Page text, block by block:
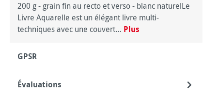
200 g - grain fin au recto et verso - blanc naturelLe
Livre Aquarelle est un élégant livre multi-
techniques avec une couvert… Plus
GPSR
Évaluations